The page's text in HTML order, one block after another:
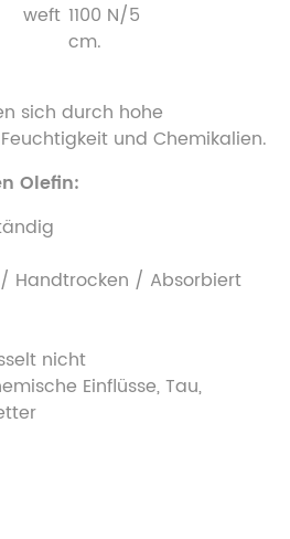
weft 1100 N/5
cm.
sich durch hohe
und Chemikalien.
Olefin:
/ Handtrocken / Absorbiert
nicht
Einflüsse, Tau,